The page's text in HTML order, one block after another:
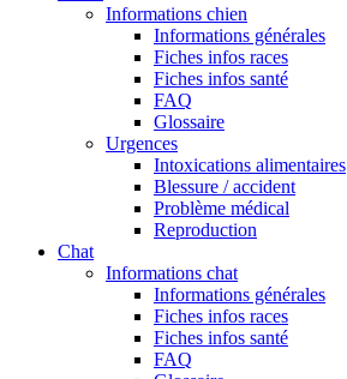
Informations chien
Informations générales
Fiches infos races
Fiches infos santé
FAQ
Glossaire
Urgences
Intoxications alimentaires
Blessure / accident
Problème médical
Reproduction
Chat
Informations chat
Informations générales
Fiches infos races
Fiches infos santé
FAQ